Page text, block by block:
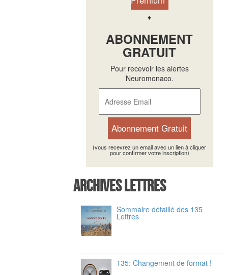
♦
ABONNEMENT
GRATUIT
Pour recevoir les alertes
Neuromonaco.
(vous recevrez un email avec un lien à cliquer
pour confirmer votre inscription)
Archives Lettres
Sommaire détaillé des 135
Lettres
135: Changement de format !